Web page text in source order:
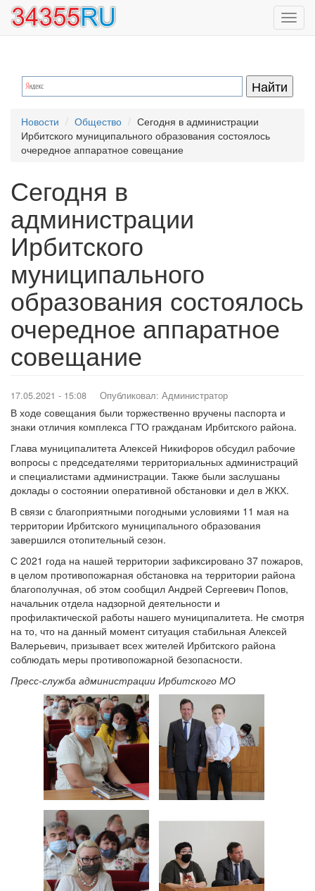
Перейти
основному
Новости Общество
Сегодня в администрации
Ирбитского муниципального образования состоялось
очередное аппаратное совещание
Сегодня в
администрации
Ирбитского
муниципального
образования состоялось
очередное аппаратное
совещание
17.05.2021 - 15:08 Опубликовал: Администратор
В ходе совещания были торжественно вручены паспорта и
знаки отличия комплекса ГТО гражданам Ирбитского района.
Глава муниципалитета Алексей Никифоров обсудил рабочие
вопросы с председателями территориальных администраций
и специалистами администрации. Также были заслушаны
доклады о состоянии оперативной обстановки и дел в ЖКХ.
В связи с благоприятными погодными условиями 11 мая на
территории Ирбитского муниципального образования
завершился отопительный сезон.
С 2021 года на нашей территории зафиксировано 37 пожаров,
в целом противопожарная обстановка на территории района
благополучная, об этом сообщил Андрей Сергеевич Попов,
начальник отдела надзорной деятельности и
профилактической работы нашего муниципалитета. Не смотря
на то, что на данный момент ситуация стабильная Алексей
Валерьевич, призывает всех жителей Ирбитского района
соблюдать меры противопожарной безопасности.
Пресс-служба администрации Ирбитского МО